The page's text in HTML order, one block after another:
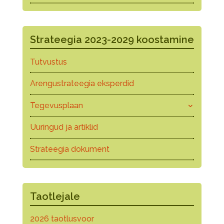
Strateegia 2023-2029 koostamine
Tutvustus
Arengustrateegia eksperdid
Tegevusplaan
Uuringud ja artiklid
Strateegia dokument
Taotlejale
2026 taotlusvoor